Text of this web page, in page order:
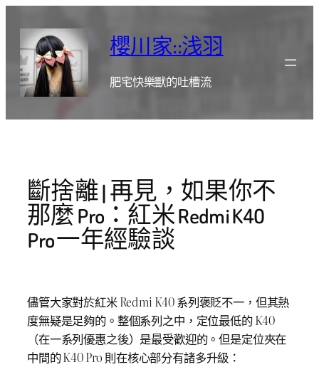
櫻川家::浅羽
肥宅快樂獸的吐槽流
斷捨離 | 再見，如果你不
那麼 Pro：紅米 Redmi K40
Pro 一年經驗談
儘管大家對於紅米 Redmi K40 系列褒貶不一，但其熱
度無疑是足夠的。整個系列之中，定位最低的 K40
（在一系列優惠之後）是最受歡迎的。但是定位夾在
中間的 K40 Pro 則在核心部分有諸多升級：